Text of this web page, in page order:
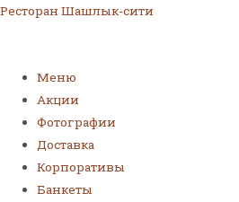
Ресторан Шашлык-сити
Меню
Акции
Фотографии
Доставка
Корпоративы
Банкеты